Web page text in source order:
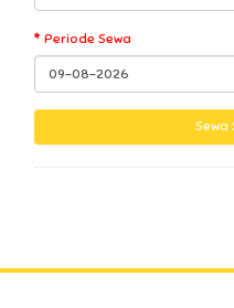
Periode Sewa